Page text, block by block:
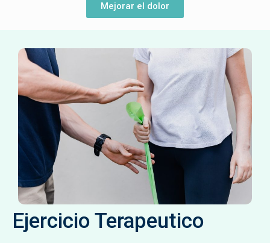
Mejorar el dolor
Ejercicio Terapeutico